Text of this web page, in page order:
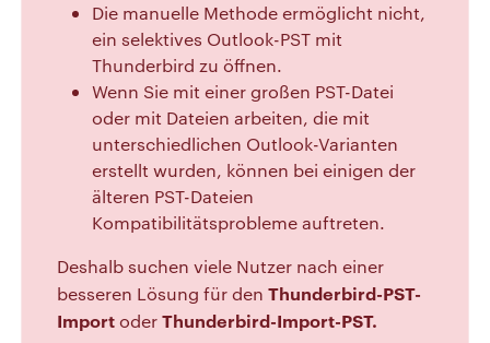
Die manuelle Methode ermöglicht nicht,
ein selektives Outlook-PST mit
Thunderbird zu öffnen.
Wenn Sie mit einer großen PST-Datei
oder mit Dateien arbeiten, die mit
unterschiedlichen Outlook-Varianten
erstellt wurden, können bei einigen der
älteren PST-Dateien
Kompatibilitätsprobleme auftreten.
Deshalb suchen viele Nutzer nach einer
besseren Lösung für den Thunderbird-PST-
ImportoderThunderbird-Import-PST.